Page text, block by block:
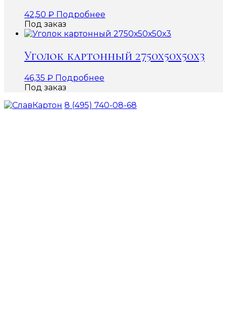
42,50 ₽ Подробнее
Под заказ
Уголок картонный 2750х50х50х3
46,35 ₽ Подробнее
Под заказ
8 (495) 740-08-68